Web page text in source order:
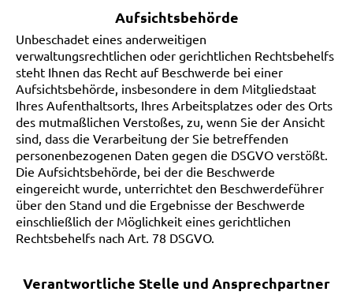
Aufsichtsbehörde
Unbeschadet eines anderweitigen
verwaltungsrechtlichen oder gerichtlichen Rechtsbehelfs
steht Ihnen das Recht auf Beschwerde bei einer
Aufsichtsbehörde, insbesondere in dem Mitgliedstaat
Ihres Aufenthaltsorts, Ihres Arbeitsplatzes oder des Orts
des mutmaßlichen Verstoßes, zu, wenn Sie der Ansicht
sind, dass die Verarbeitung der Sie betreffenden
personenbezogenen Daten gegen die DSGVO verstößt.
Die Aufsichtsbehörde, bei der die Beschwerde
eingereicht wurde, unterrichtet den Beschwerdeführer
über den Stand und die Ergebnisse der Beschwerde
einschließlich der Möglichkeit eines gerichtlichen
Rechtsbehelfs nach Art. 78 DSGVO.
Verantwortliche Stelle und Ansprechpartner